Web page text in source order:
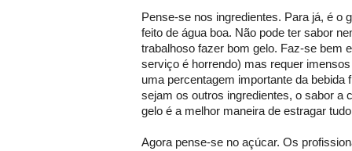
Pense-se nos ingredientes. Para já, é o
feito de água boa. Não pode ter sabor
trabalhoso fazer bom gelo. Faz-se bem
serviço é horrendo) mas requer
uma percentagem importante da bebida
sejam os outros ingredientes, o sabor a
gelo é a melhor maneira de estragar
Agora pense-se no açúcar. Os